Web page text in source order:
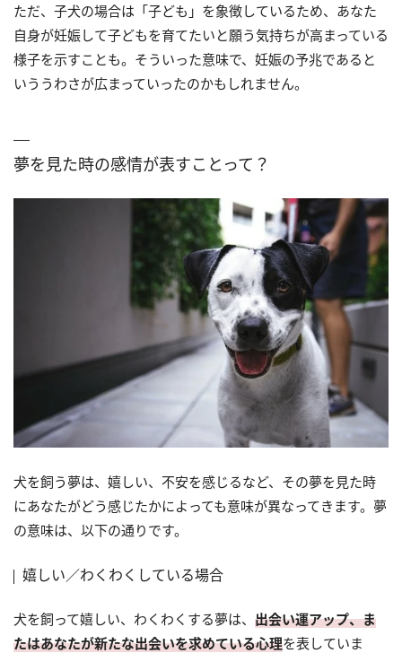
ただ、子犬の場合は「子ども」を象徴しているため、あなた
自身が妊娠して子どもを育てたいと願う気持ちが高まっている
様子を示すことも。そういった意味で、妊娠の予兆であると
いううわさが広まっていったのかもしれません。
夢を見た時の感情が表すことって？
犬を飼う夢は、嬉しい、不安を感じるなど、その夢を見た時
にあなたがどう感じたかによっても意味が異なってきます。夢
の意味は、以下の通りです。
嬉しい／わくわくしている場合
犬を飼って嬉しい、わくわくする夢は、 出会い運アップ、ま
たはあなたが新たな出会いを求めている心理を表していま